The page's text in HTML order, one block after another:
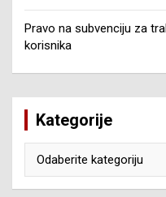
Pravo na subvenciju za
korisnika
Kategorije